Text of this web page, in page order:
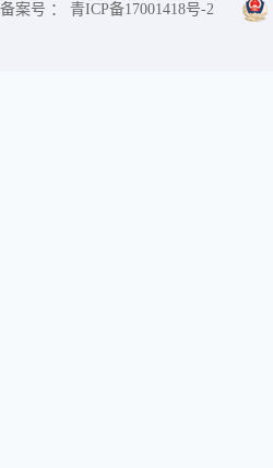
备案号 ： 青ICP备17001418号-2